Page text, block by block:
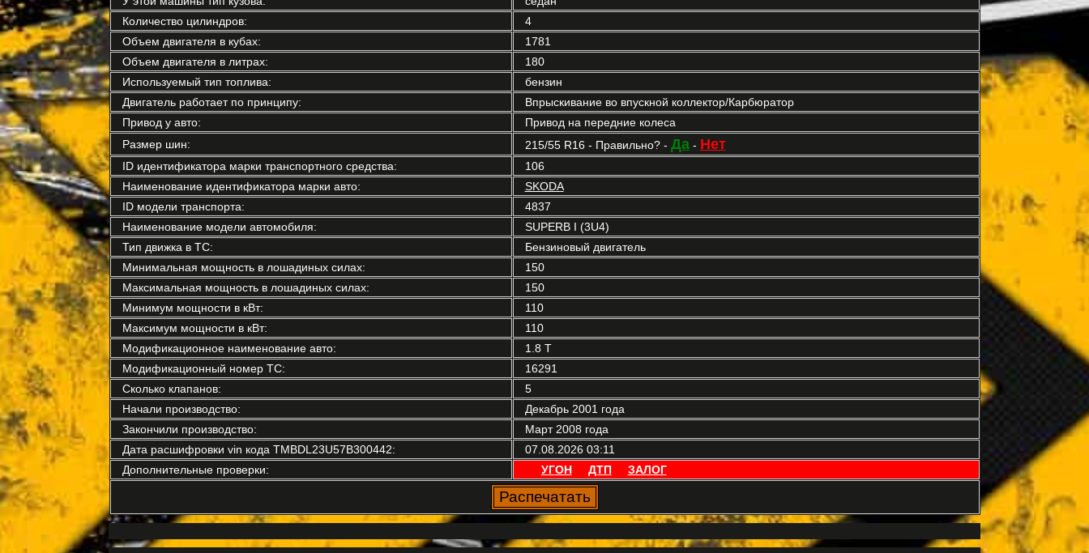
Количество цилиндров:
4
Объем двигателя в кубах:
1781
Объем двигателя в литрах:
180
Используемый тип топлива:
бензин
Двигатель работает по принципу:
Впрыскивание во впускной коллектор/Карбюратор
Привод у авто:
Привод на передние колеса
Размер шин:
215/55 R16 - Правильно? - Да- Нет
ID идентификатора марки транспортного средства:
106
Наименование идентификатора марки авто:
SKODA
ID модели транспорта:
4837
Наименование модели автомобиля:
SUPERB I (3U4)
Тип движка в ТС:
Бензиновый двигатель
Минимальная мощность в лошадиных силах:
150
Максимальная мощность в лошадиных силах:
150
Минимум мощности в кВт:
110
Максимум мощности в кВт:
110
Модификационное наименование авто:
1.8 T
Модификационный номер ТС:
16291
Сколько клапанов:
5
Начали производство:
Декабрь 2001 года
Закончили производство:
Март 2008 года
Дата расшифровки vin кода TMBDL23U57B300442:
07.08.2026 03:11
Дополнительные проверки:
УГОН ДТП ЗАЛОГ